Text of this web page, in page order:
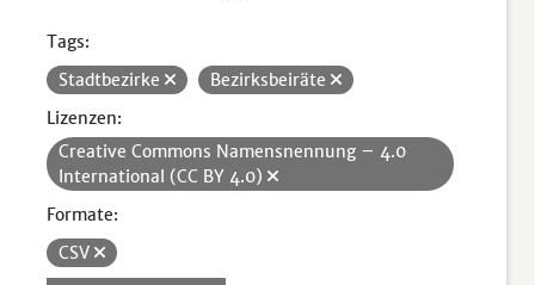
Tags:
Stadtbezirke
Bezirksbeiräte
Lizenzen:
Creative Commons Namensnennung – 4.0
International (CC BY 4.0)
Formate:
CSV